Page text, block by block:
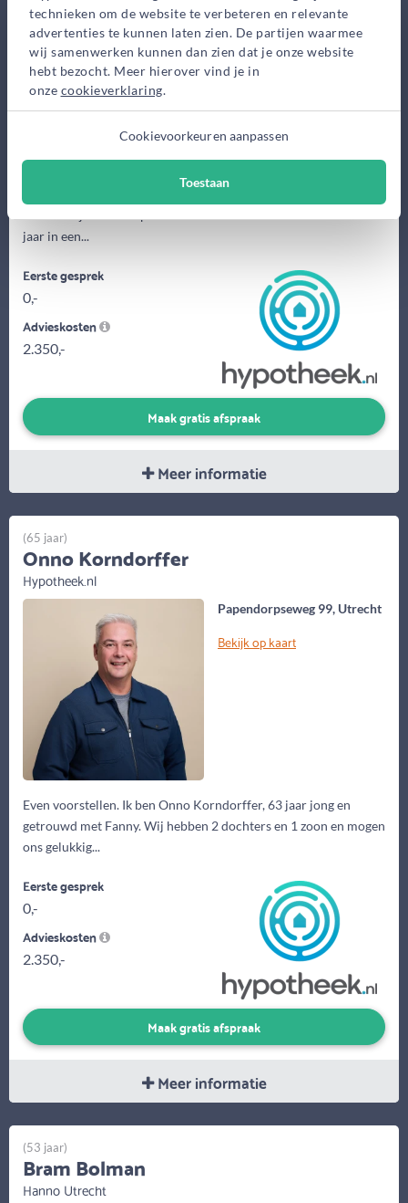
technieken om de website te verbeteren en relevante
advertenties te kunnen laten zien. De partijen waarmee
wij samenwerken kunnen dan zien dat je onze website
hebt bezocht. Meer hierover vind je in
onze cookieverklaring.
Cookievoorkeuren aanpassen
Toestaan
Bekijk op kaart
Karen. Wij hebben 2 puberende dochters en wonen alweer 15
jaar in een...
Eerste gesprek
0,-
Advieskosten
2.350,-
Maak gratis afspraak
Meer informatie
Papendorpseweg 99, Utrecht
Bekijk op kaart
Even voorstellen. Ik ben Onno Korndorffer, 63 jaar jong en
getrouwd met Fanny. Wij hebben 2 dochters en 1 zoon en mogen
ons gelukkig...
(65 jaar)
Onno Korndorffer
Hypotheek.nl
Eerste gesprek
0,-
Advieskosten
2.350,-
Maak gratis afspraak
Meer informatie
(53 jaar)
Bram Bolman
Hanno Utrecht